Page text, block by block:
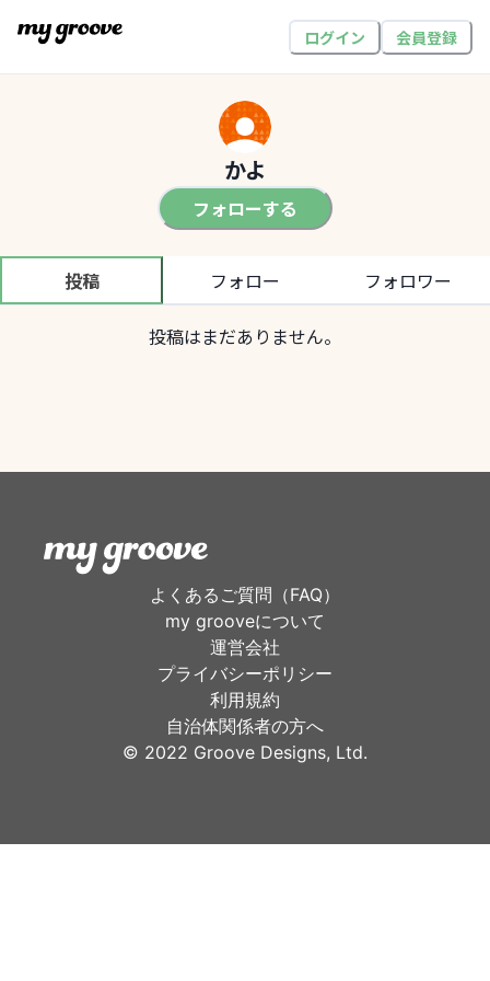
ログイン 会員登録
かよ
フォローする
投稿 フォロー フォロワー
投稿はまだありません。
よくあるご質問（FAQ）
my grooveについて
運営会社
プライバシーポリシー
利用規約
自治体関係者の方へ
©︎ 2022 Groove Designs, Ltd.